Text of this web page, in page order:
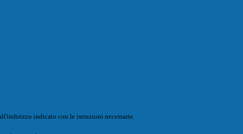
indicato con le istruzioni necessarie.